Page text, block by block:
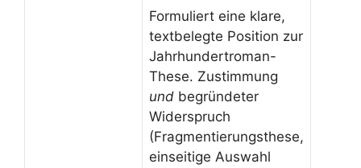
Formuliert eine klare,
textbelegte Position zur
Jahrhundertroman-
These. Zustimmung
und begründeter
Widerspruch
(Fragmentierungsthese,
einseitige Auswahl